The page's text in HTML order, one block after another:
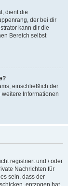
dient die
der bei dir
kann dir die
Bereich selbst
einschließlich der
Informationen
registriert und / oder
Nachrichten für
sein, dass der
entzogen hat.